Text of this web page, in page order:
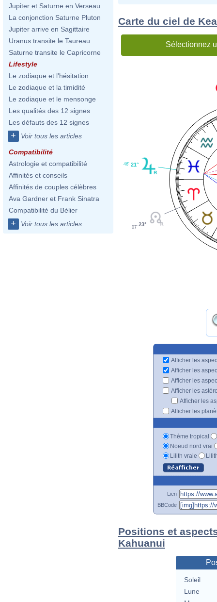
Jupiter et Saturne en Verseau
La conjonction Saturne Pluton
Jupiter arrive en Sagittaire
Uranus transite le Taureau
Saturne transite le Capricorne
Lifestyle
Le zodiaque et l'hésitation
Le zodiaque et la timidité
Le zodiaque et le mensonge
Les qualités des 12 signes
Les défauts des 12 signes
+ Voir tous les articles
Compatibilité
Astrologie et compatibilité
Affinités et conseils
Affinités de couples célèbres
Ava Gardner et Frank Sinatra
Compatibilité du Bélier
+ Voir tous les articles
Carte du ciel de
Sélectionnez
21°
46'
23°
07'
Afficher les
Afficher les
Afficher les
Afficher les
Afficher les
Afficher les
Thème tropical
Noeud nord vrai
Lilith vraie
Lien
BBCode
Positions et
Kahuanui
Soleil
Lune